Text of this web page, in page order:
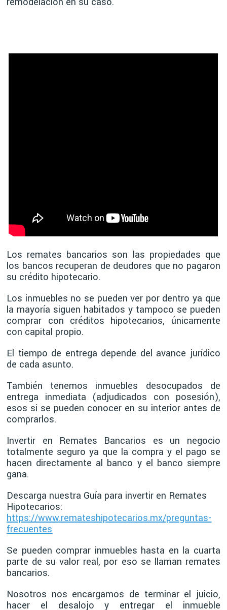
Los remates bancarios son las propiedades que
los bancos recuperan de deudores que no pagaron
su crédito hipotecario.
Los inmuebles no se pueden ver por dentro ya que
la mayoría siguen habitados y tampoco se pueden
comprar con créditos hipotecarios, únicamente
con capital propio.
El tiempo de entrega depende del avance jurídico
de cada asunto.
También tenemos inmuebles desocupados de
entrega inmediata (adjudicados con posesión),
esos si se pueden conocer en su interior antes de
comprarlos.
Invertir en Remates Bancarios es un negocio
totalmente seguro ya que la compra y el pago se
hacen directamente al banco y el banco siempre
gana.
Descarga nuestra Guía para invertir en Remates
Hipotecarios:
https://www.remateshipotecarios.mx/preguntas-
frecuentes
Se pueden comprar inmuebles hasta en la cuarta
parte de su valor real, por eso se llaman remates
bancarios.
Nosotros nos encargamos de terminar el juicio,
hacer el desalojo y entregar el inmueble